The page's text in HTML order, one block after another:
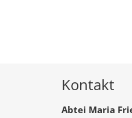
Kontakt
Abtei Maria